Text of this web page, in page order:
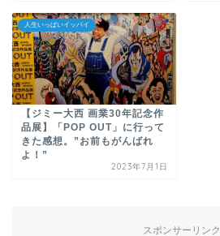
人生いっぱいイッパイ
【ジミー大西 画業30年記念作
品展】「POP OUT」に行って
きた感想。”お前もがんばれ
よ！”
2023年7月1日
スポンサーリンク